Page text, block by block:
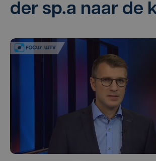
der sp.a naar de